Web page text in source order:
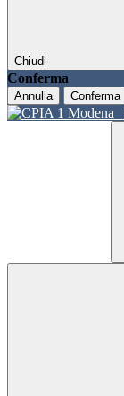
Chiudi
Conferma
Annulla Conferma